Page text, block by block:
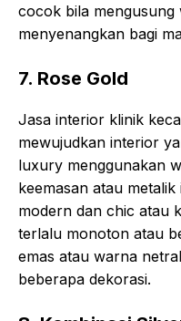
cocok bila mengusung
menyenangkan bagi
7. Rose Gold
Jasa interior klinik
mewujudkan interior
luxury menggunakan
keemasan atau
modern dan chic atau
terlalu monoton atau
emas atau warna
beberapa dekorasi.